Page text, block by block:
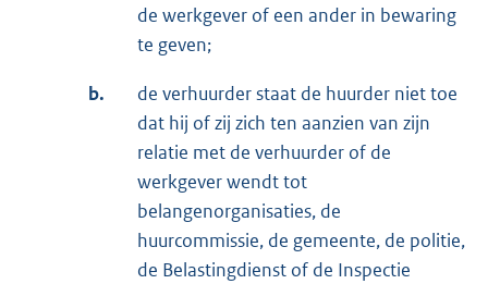
de werkgever of een ander in bewaring
te geven;
b.
de verhuurder staat de huurder niet toe
dat hij of zij zich ten aanzien van zijn
relatie met de verhuurder of de
werkgever wendt tot
belangenorganisaties, de
huurcommissie, de gemeente, de politie,
de Belastingdienst of de Inspectie